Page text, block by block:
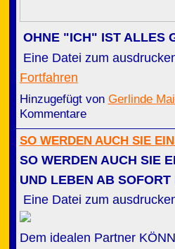
OHNE "ICH" IST ALLES
Eine Datei zum
Fortfahren
Hinzugefügt von Gerlinde
Kommentare
SO WERDEN AUCH SIE
SO WERDEN AUCH SIE
UND LEBEN AB
Eine Datei zum
Dem idealen Partner